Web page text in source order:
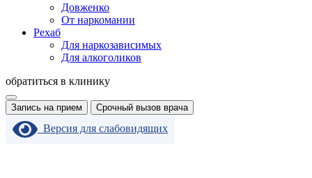
Довженко
От наркомании
Рехаб
Для наркозависимых
Для алкоголиков
обратиться в клинику
Запись на прием Срочный вызов врача
Версия для слабовидящих